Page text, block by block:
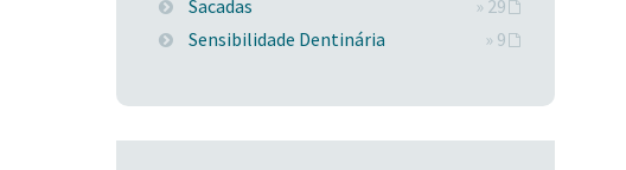
Sacadas
» 29
Sensibilidade Dentinária
» 9